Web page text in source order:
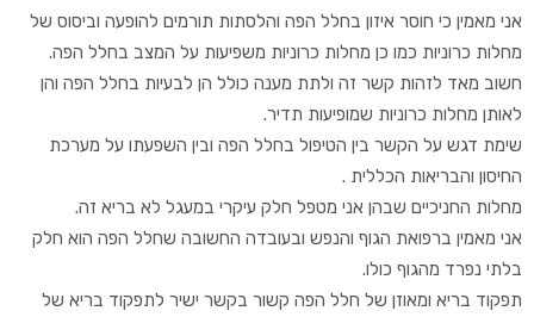
אני מאמין כי חוסר איזון בחלל הפה והלסתות תורמים להופעה וביסוס של
מחלות כרוניות כמו כן מחלות כרוניות משפיעות על המצב בחלל הפה.
חשוב מאד לזהות קשר זה ולתת מענה כולל הן לבעיות בחלל הפה והן
לאותן מחלות כרוניות שמופיעות תדיר.
שימת דגש על הקשר בין הטיפול בחלל הפה ובין השפעתו על מערכת
החיסון והבריאות הכללית .
מחלות החניכיים שבהן אני מטפל חלק עיקרי במעגל לא בריא זה.
אני מאמין ברפואת הגוף והנפש ובעובדה החשובה שחלל הפה הוא חלק
בלתי נפרד מהגוף כולו.
תפקוד בריא ומאוזן של חלל הפה קשור בקשר ישיר לתפקוד בריא של